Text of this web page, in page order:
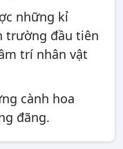
những kỉ
trường đầu tiên
trí nhân vật
cành hoa
đãng.